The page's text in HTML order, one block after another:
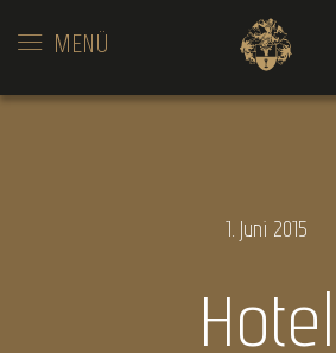
MENÜ
1. Juni 2015
Hotel